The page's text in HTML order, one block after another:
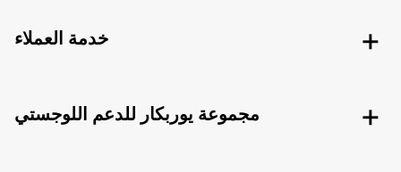
خدمة العملاء
مجموعة يوربكار للدعم اللوجستي